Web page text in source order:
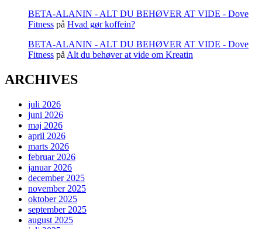
BETA-ALANIN - ALT DU BEHØVER AT VIDE - Dove
Fitness på Hvad gør koffein?
BETA-ALANIN - ALT DU BEHØVER AT VIDE - Dove
Fitness påAlt du behøver at vide om Kreatin
ARCHIVES
juli 2026
juni 2026
maj 2026
april 2026
marts 2026
februar 2026
januar 2026
december 2025
november 2025
oktober 2025
september 2025
august 2025